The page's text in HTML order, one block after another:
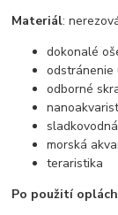
Materiál:
dokonalé
odstránenie
odborné
morská
teraristika
Po použití